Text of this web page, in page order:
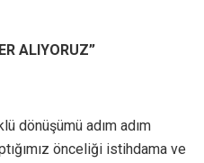
ALIYORUZ”
dönüşümü adım adım
önceliği istihdama ve